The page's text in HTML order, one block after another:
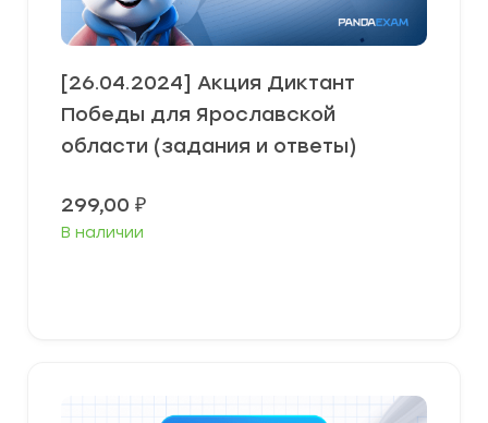
[26.04.2024] Акция Диктант
Победы для Ярославской
области (задания и ответы)
299,00 ₽
В наличии